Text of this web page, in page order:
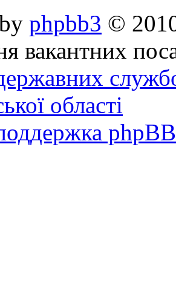
phpbb3 ©
вакантних
державних
області
phpBB